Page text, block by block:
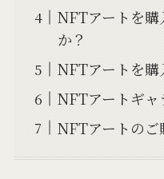
NFTアートを購
か？
NFTアートを購
NFTアートギャ
NFTアートのご